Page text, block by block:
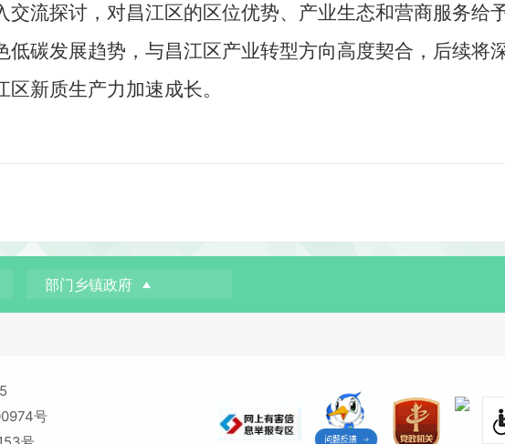
流探讨，对昌江区的区位优势、产业生态和营商服务给
碳发展趋势，与昌江区产业转型方向高度契合，后续将
新质生产力加速成长。
部门乡镇政府
号